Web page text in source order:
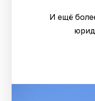
И ещё